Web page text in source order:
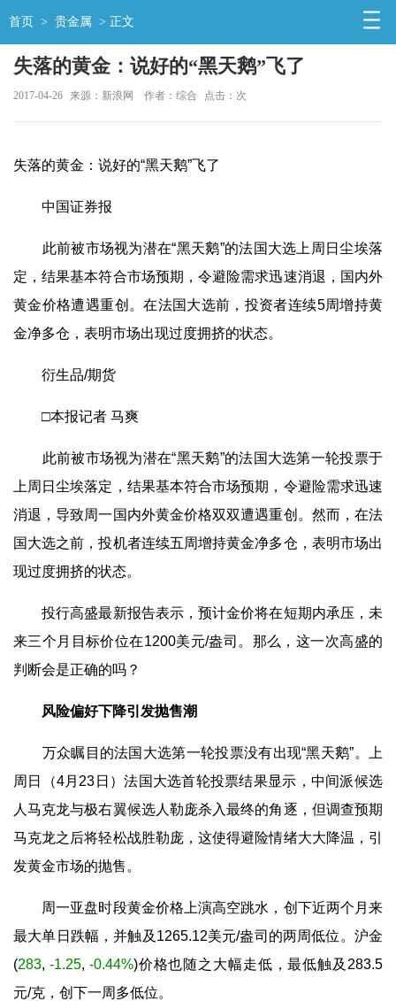
首页 > 贵金属 > 正文
失落的黄金：说好的“黑天鹅”飞了
2017-04-26 来源：新浪网 作者：综合 点击： 次
失落的黄金：说好的“黑天鹅”飞了
中国证券报
此前被市场视为潜在“黑天鹅”的法国大选上周日尘埃落
定，结果基本符合市场预期，令避险需求迅速消退，国内外
黄金价格遭遇重创。在法国大选前，投资者连续5周增持黄
金净多仓，表明市场出现过度拥挤的状态。
衍生品/期货
□本报记者 马爽
此前被市场视为潜在“黑天鹅”的法国大选第一轮投票于
上周日尘埃落定，结果基本符合市场预期，令避险需求迅速
消退，导致周一国内外黄金价格双双遭遇重创。然而，在法
国大选之前，投机者连续五周增持黄金净多仓，表明市场出
现过度拥挤的状态。
投行高盛最新报告表示，预计金价将在短期内承压，未
来三个月目标价位在1200美元/盎司。那么，这一次高盛的
判断会是正确的吗？
风险偏好下降引发抛售潮
万众瞩目的法国大选第一轮投票没有出现“黑天鹅”。上
周日（4月23日）法国大选首轮投票结果显示，中间派候选
人马克龙与极右翼候选人勒庞杀入最终的角逐，但调查预期
马克龙之后将轻松战胜勒庞，这使得避险情绪大大降温，引
发黄金市场的抛售。
周一亚盘时段黄金价格上演高空跳水，创下近两个月来
最大单日跌幅，并触及1265.12美元/盎司的两周低位。 沪金
(283, -1.25, -0.44%)价格也随之大幅走低，最低触及283.5
元/克，创下一周多低位。